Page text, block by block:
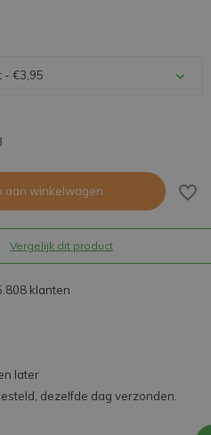
- €3,95
aan winkelwagen
Vergelijk dit product
klanten
later
dezelfde dag verzonden.